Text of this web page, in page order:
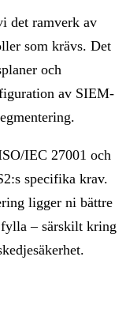
det ramverk av
som krävs. Det
och
av SIEM-
IEC 27001 och
specifika krav.
ligger ni bättre
– särskilt kring